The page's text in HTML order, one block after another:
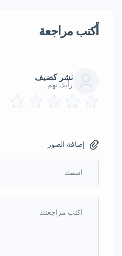
أكتب مراجعة
نشر كضيف
رأيك يهم
إضافة الصور